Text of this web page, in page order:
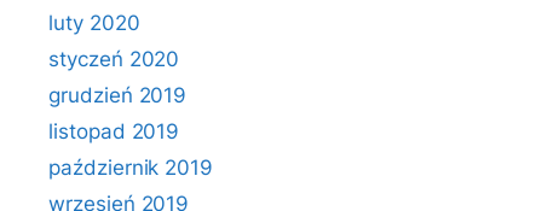
luty 2020
styczeń 2020
grudzień 2019
listopad 2019
październik 2019
wrzesień 2019